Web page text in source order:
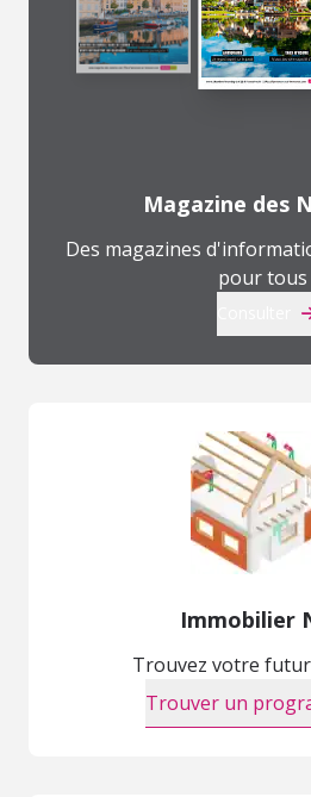
Magazine des
Des magazines
pour tous
Immobilier
Trouvez votre
Trouver un